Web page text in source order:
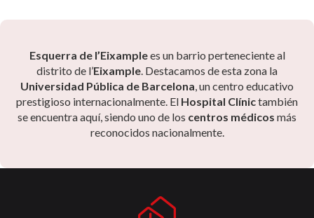
sur la célèbre Casa Milà – La Pedrera, chef-d’œuvre de Gaudí. La
propriété comprend également une cuisine indépendante
entièrement équipée et une chambre de service avec salle de bain
privée. La zone de nuit est composée de trois chambres : une
suite parentale avec dressing et salle de bain complète, ainsi que
deux chambres doubles, chacune avec sa propre salle de bain. Une
résidence d’exception, idéale pour ceux qui recherchent espace,
Barcelone.
Esquerra de l’Eixamplees un barrio perteneciente al
distrito de l’Eixample . Destacamos de esta zona la
Universidad Pública de Barcelona , un centro educativo
prestigioso internacionalmente. El Hospital Clínictambién
se encuentra aquí, siendo uno de los centros médicos más
reconocidos nacionalmente.